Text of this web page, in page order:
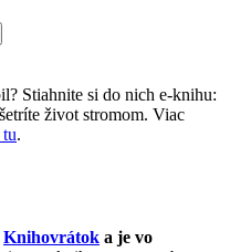
Stiahnite si do nich e-knihu:
život stromom. Viac
.
Knihovrátok a je vo